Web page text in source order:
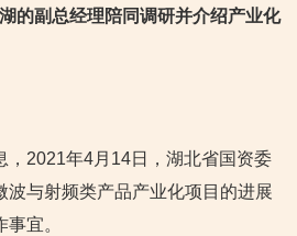
的副总经理陪同调研并介绍产业化
，2021年4月14日，湖北省国资委
波与射频类产品产业化项目的进展
宜。